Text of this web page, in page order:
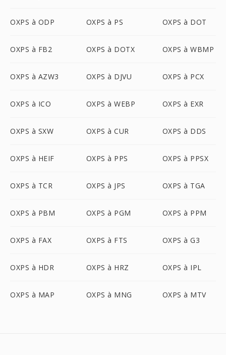
OXPS à ODP OXPS à PS OXPS à DOT
OXPS à FB2 OXPS à DOTX OXPS à WBMP
OXPS à AZW3 OXPS à DJVU OXPS à PCX
OXPS à ICO OXPS à WEBP OXPS à EXR
OXPS à SXW OXPS à CUR OXPS à DDS
OXPS à HEIF OXPS à PPS OXPS à PPSX
OXPS à TCR OXPS à JPS OXPS à TGA
OXPS à PBM OXPS à PGM OXPS à PPM
OXPS à FAX OXPS à FTS OXPS à G3
OXPS à HDR OXPS à HRZ OXPS à IPL
OXPS à MAP OXPS à MNG OXPS à MTV